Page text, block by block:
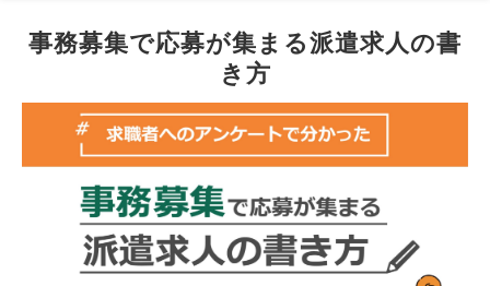
エン派遣の特徴
お役立ち資料
派遣スタッフの依頼
事務募集で応募が集まる派遣求人の書
き方